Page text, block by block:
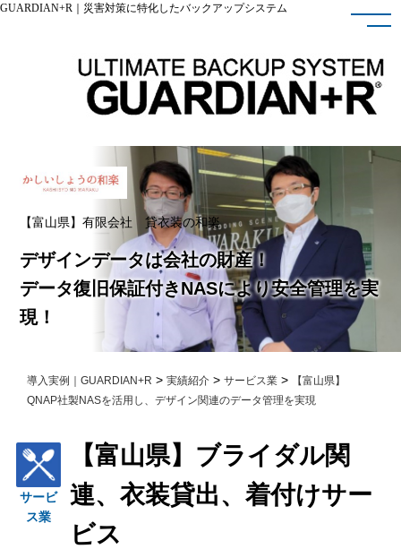
GUARDIAN+R｜災害対策に特化したバックアップシステム
【富山県】有限会社 貸衣装の和楽
デザインデータは会社の財産！
データ復旧保証付きNASにより安全管理を実
現！
導入実例｜GUARDIAN+R > 実績紹介 > サービス業 >
【富山県】
QNAP社製NASを活用し、デザイン関連のデータ管理を実現
サービ
ス業
【富山県】ブライダル関
連、衣装貸出、着付けサー
ビス